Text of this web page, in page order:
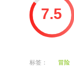
7.5
标签： 冒险